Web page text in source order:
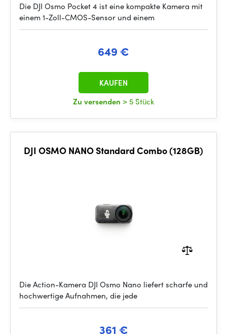
Die DJI Osmo Pocket 4 ist eine kompakte Kamera mit
einem 1-Zoll-CMOS-Sensor und einem
649 €
Zu versenden > 5 Stück
KAUFEN
DJI OSMO NANO Standard Combo (128GB)
Die Action-Kamera DJI Osmo Nano liefert scharfe und
hochwertige Aufnahmen, die jede
361 €